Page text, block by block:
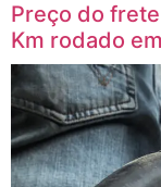
Preço do
Km rodado